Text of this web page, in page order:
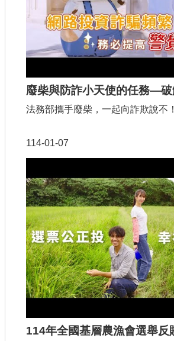
114-01-07
法務部攜手廢柴，一起向詐欺說不！